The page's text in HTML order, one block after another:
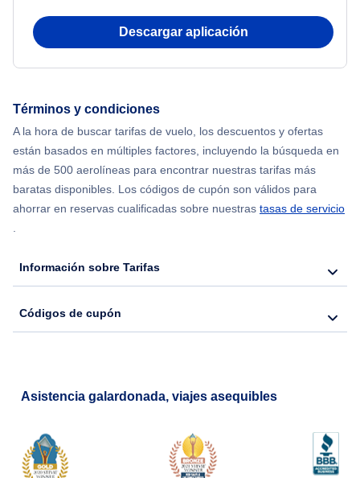
Flights from Delhi to Nueva York
Flights from Nueva York to Hong Kong
Flights from Nueva York to Lisboa
Descargar aplicación
Términos y condiciones
A la hora de buscar tarifas de vuelo, los descuentos y ofertas
están basados en múltiples factores, incluyendo la búsqueda en
más de 500 aerolíneas para encontrar nuestras tarifas más
baratas disponibles. Los códigos de cupón son válidos para
ahorrar en reservas cualificadas sobre nuestras tasas de servicio
.
Información sobre Tarifas
Códigos de cupón
Asistencia galardonada, viajes asequibles